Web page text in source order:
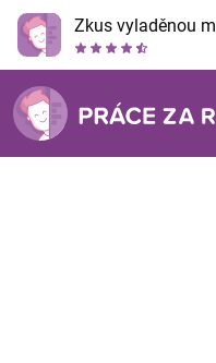
Zkus vyladěnou